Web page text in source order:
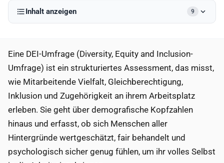
Inhalt anzeigen 9
Eine DEI-Umfrage (Diversity, Equity and Inclusion-
Umfrage) ist ein strukturiertes Assessment, das misst,
wie Mitarbeitende Vielfalt, Gleichberechtigung,
Inklusion und Zugehörigkeit an ihrem Arbeitsplatz
erleben. Sie geht über demografische Kopfzahlen
hinaus und erfasst, ob sich Menschen aller
Hintergründe wertgeschätzt, fair behandelt und
psychologisch sicher genug fühlen, um ihr volles Selbst